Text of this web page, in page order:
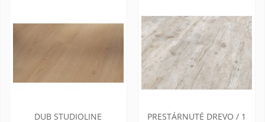
DUB STUDIOLINE
PRESTÁRNUTÉ DREVO / 1